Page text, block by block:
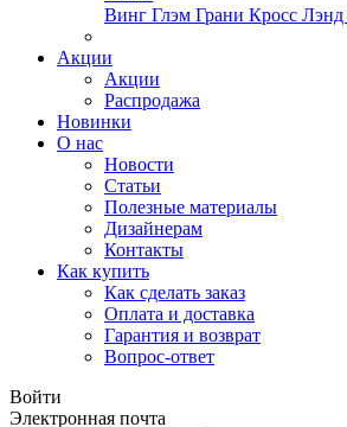
Винг Глэм Грани Кросс Лэнд
Акции
Акции
Распродажа
Новинки
О нас
Новости
Статьи
Полезные материалы
Дизайнерам
Контакты
Как купить
Как сделать заказ
Оплата и доставка
Гарантия и возврат
Вопрос-ответ
Войти
Электронная почта